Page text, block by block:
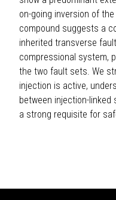
on-going inversion of
compound suggests a
inherited transverse
compressional system,
the two fault sets. We
injection is active,
between injection-
a strong requisite for